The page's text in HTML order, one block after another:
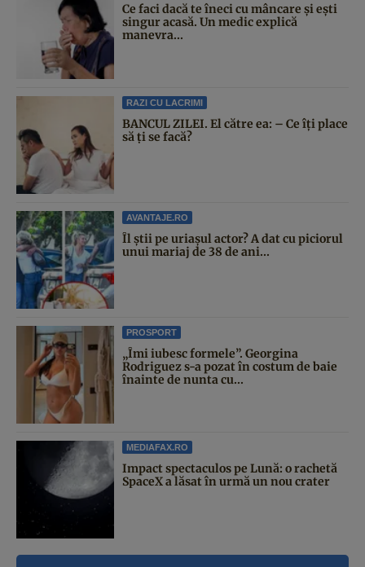
Ce faci dacă te îneci cu mâncare și ești
singur acasă. Un medic explică
manevra...
RAZI CU LACRIMI
BANCUL ZILEI. El către ea: – Ce îți place
să ți se facă?
AVANTAJE.RO
Îl știi pe uriașul actor? A dat cu piciorul
unui mariaj de 38 de ani...
PROSPORT
„Îmi iubesc formele”. Georgina
Rodriguez s-a pozat în costum de baie
înainte de nunta cu...
MEDIAFAX.RO
Impact spectaculos pe Lună: o rachetă
SpaceX a lăsat în urmă un nou crater